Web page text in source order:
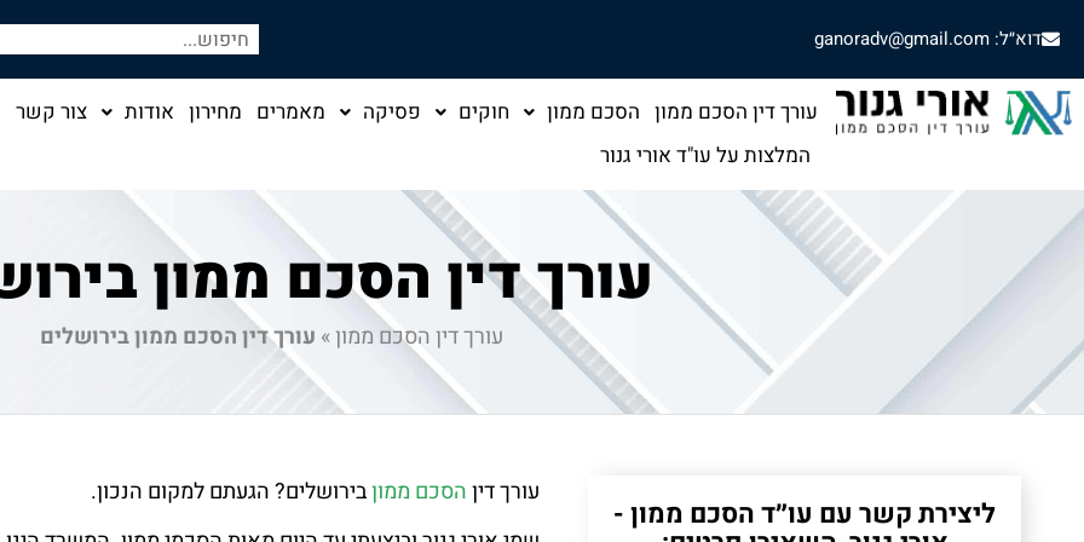
דוא״ל: ganoradv@gmail.com
עורך דין הסכם ממון הסכם ממון חוקים פסיקה מאמרים מחירון אודות
צור קשר
המלצות על עו"ד אורי גנור
עורך דין הסכם ממון
עורך דין הסכם ממון» עורך דין הסכם ממון בירושלים
ליצירת קשר עם עו״ד הסכם ממון -
עורך דיןהסכם ממוןבירושלים? הגעתם למקום הנכון.